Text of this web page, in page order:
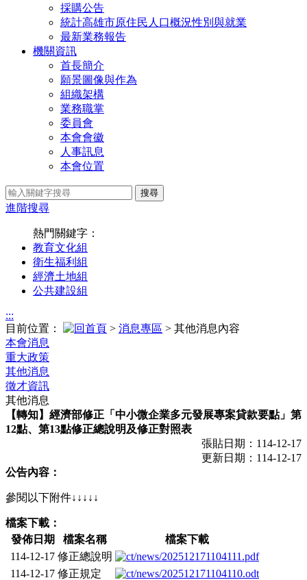
採購公告
統計高雄市原住民人口概況性別與就業
最新業務報告
機關資訊
首長簡介
願景圖像與作為
組織架構
業務職掌
委員會
本會會徽
人事訊息
本會位置
搜尋
進階搜尋
熱門關鍵字：
教育文化組
衛生福利組
經濟土地組
公共建設組
:::
目前位置：
> 消息專區 > 其他消息內容
本會消息
重大政策
其他消息
徵才資訊
其他消息
【轉知】經濟部修正「中小微企業多元發展專案貸款要點」第
12點、第13點修正總說明及修正對照表
張貼日期：114-12-17
更新日期：114-12-17
公告內容：
參閱以下附件↓↓↓↓↓
檔案下載：
發佈日期
檔案名稱
檔案下載
114-12-17 修正總說明
114-12-17 修正規定